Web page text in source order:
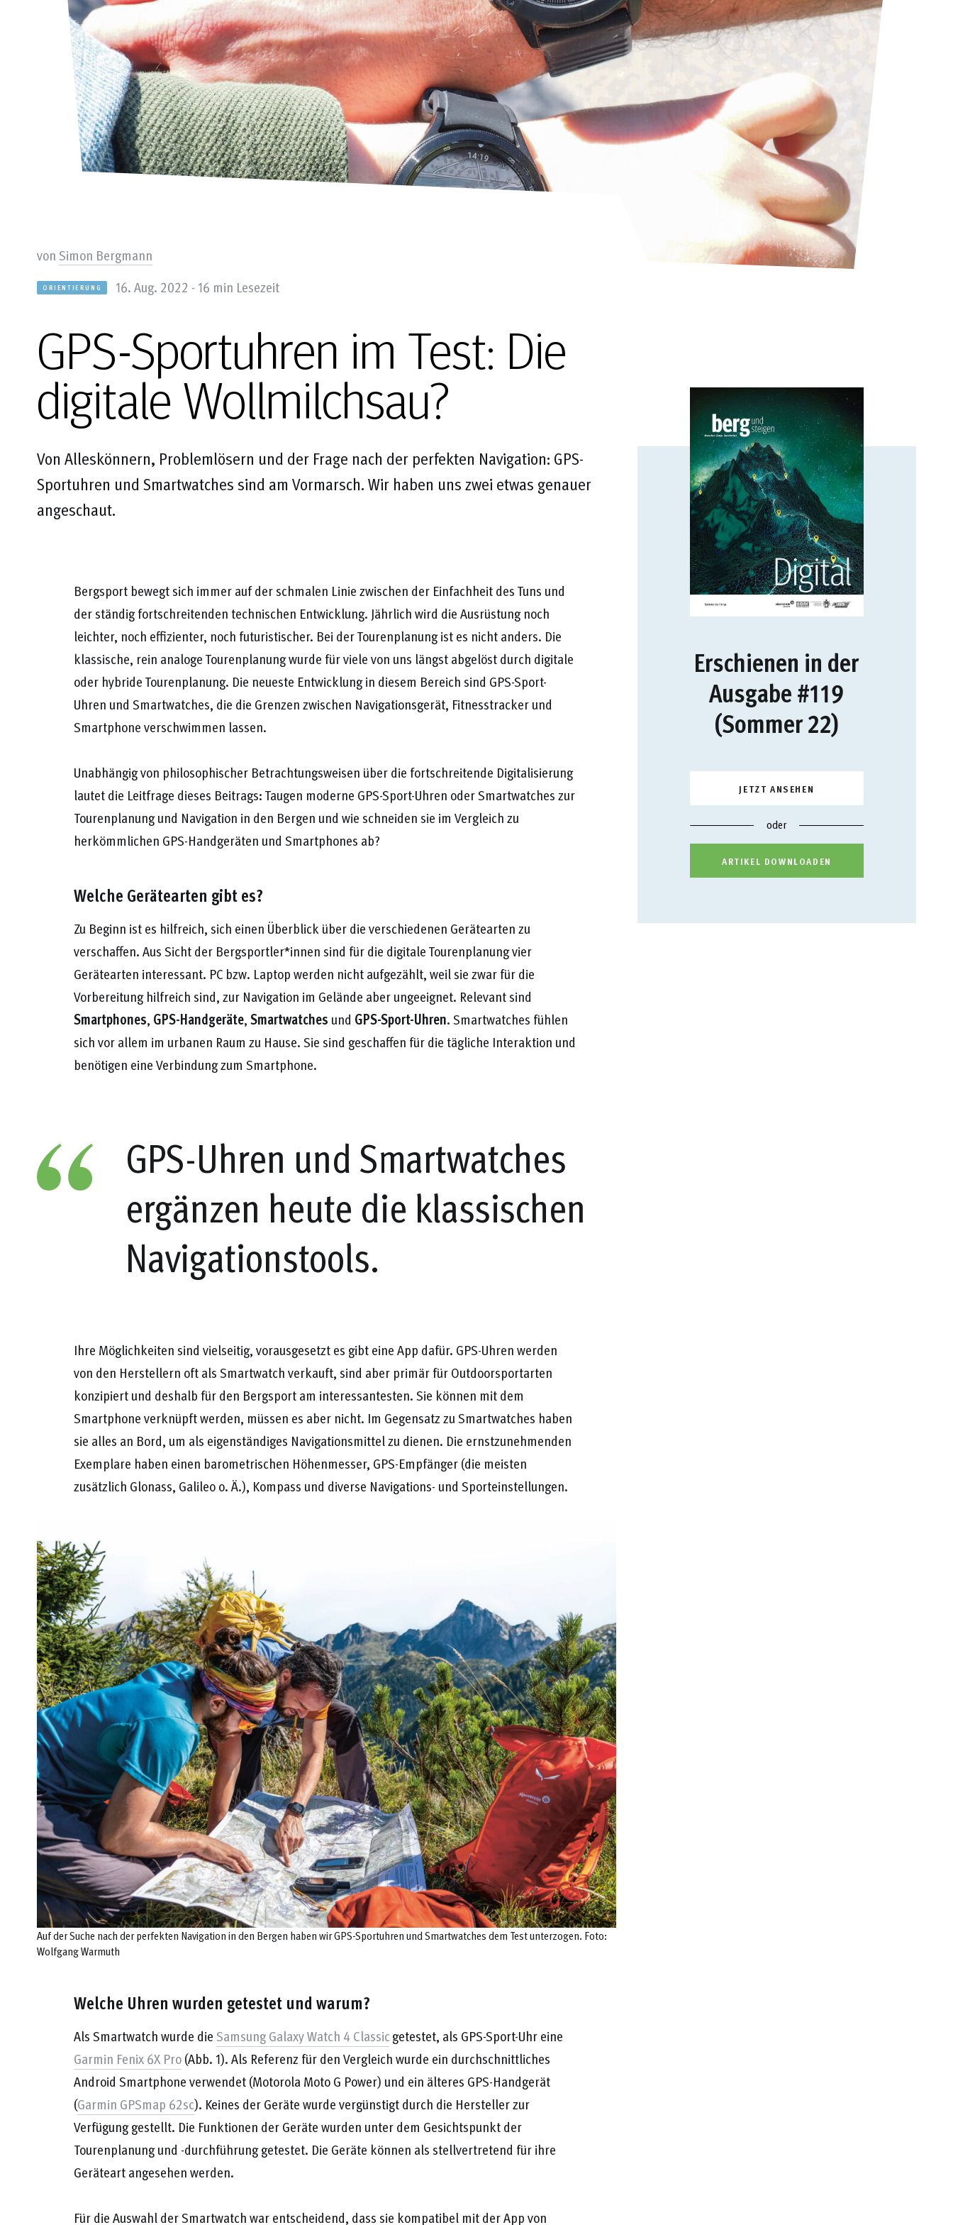
von Simon Bergmann
ORIENTIERUNG 16. Aug. 2022 - 16 min Lesezeit
GPS-Sportuhren im Test: Die
digitale Wollmilchsau?
Von Alleskönnern, Problemlösern und der Frage nach der perfekten Navigation: GPS-
Sportuhren und Smartwatches sind am Vormarsch. Wir haben uns zwei etwas genauer
angeschaut.
Bergsport bewegt sich immer auf der schmalen Linie zwischen der Einfachheit des Tuns und
der ständig fortschreitenden technischen Entwicklung. Jährlich wird die Ausrüstung noch
leichter, noch effizienter, noch futuristischer. Bei der Tourenplanung ist es nicht anders. Die
klassische, rein analoge Tourenplanung wurde für viele von uns längst abgelöst durch digitale
oder hybride Tourenplanung. Die neueste Entwicklung in diesem Bereich sind GPS-Sport-
Uhren und Smartwatches, die die Grenzen zwischen Navigationsgerät, Fitnesstracker und
Smartphone verschwimmen lassen.
Unabhängig von philosophischer Betrachtungsweisen über die fortschreitende Digitalisierung
lautet die Leitfrage dieses Beitrags: Taugen moderne GPS-Sport-Uhren oder Smartwatches zur
Tourenplanung und Navigation in den Bergen und wie schneiden sie im Vergleich zu
herkömmlichen GPS-Handgeräten und Smartphones ab?
Welche Gerätearten gibt es?
Zu Beginn ist es hilfreich, sich einen Überblick über die verschiedenen Gerätearten zu
verschaffen. Aus Sicht der Bergsportler*innen sind für die digitale Tourenplanung vier
Gerätearten interessant. PC bzw. Laptop werden nicht aufgezählt, weil sie zwar für die
Vorbereitung hilfreich sind, zur Navigation im Gelände aber ungeeignet. Relevant sind
Smartphones, GPS-Handgeräte,Smartwatches und GPS-Sport-Uhren. Smartwatches fühlen
sich vor allem im urbanen Raum zu Hause. Sie sind geschaffen für die tägliche Interaktion und
benötigen eine Verbindung zum Smartphone.
GPS-Uhren und Smartwatches
ergänzen heute die klassischen
Navigationstools.
Ihre Möglichkeiten sind vielseitig, vorausgesetzt es gibt eine App dafür. GPS-Uhren werden
von den Herstellern oft als Smartwatch verkauft, sind aber primär für Outdoorsportarten
konzipiert und deshalb für den Bergsport am interessantesten. Sie können mit dem
Smartphone verknüpft werden, müssen es aber nicht. Im Gegensatz zu Smartwatches haben
sie alles an Bord, um als eigenständiges Navigationsmittel zu dienen. Die ernstzunehmenden
Exemplare haben einen barometrischen Höhenmesser, GPS-Empfänger (die meisten
zusätzlich Glonass, Galileo o. Ä.), Kompass und diverse Navigations- und Sporteinstellungen.
Auf der Suche nach der perfekten Navigation in den Bergen haben wir GPS-Sportuhren und Smartwatches dem Test unterzogen. Foto:
Wolfgang Warmuth
Welche Uhren wurden getestet und warum?
Als Smartwatch wurde die Samsung Galaxy Watch 4 Classicgetestet, als GPS-Sport-Uhr eine
Garmin Fenix 6X Pro(Abb. 1). Als Referenz für den Vergleich wurde ein durchschnittliches
Android Smartphone verwendet (Motorola Moto G Power) und ein älteres GPS-Handgerät
(Garmin GPSmap 62sc). Keines der Geräte wurde vergünstigt durch die Hersteller zur
Verfügung gestellt. Die Funktionen der Geräte wurden unter dem Gesichtspunkt der
Tourenplanung und -durchführung getestet. Die Geräte können als stellvertretend für ihre
Geräteart angesehen werden.
Für die Auswahl der Smartwatch war entscheidend, dass sie kompatibel mit der App von
Erschienen in der
Ausgabe #119
(Sommer 22)
JETZT ANSEHEN
oder
ARTIKEL DOWNLOADEN